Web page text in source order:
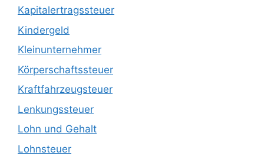
Kapitalertragssteuer
Kindergeld
Kleinunternehmer
Körperschaftssteuer
Kraftfahrzeugsteuer
Lenkungssteuer
Lohn und Gehalt
Lohnsteuer